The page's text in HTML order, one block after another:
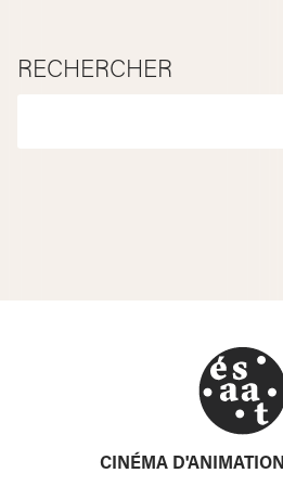
RECHERCHER
CINÉMA D'ANIMATION